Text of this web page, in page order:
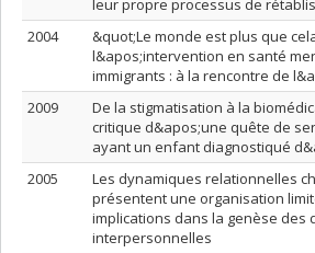
leur propre processus de
2004
&quot;Le monde est plus que
l&apos;intervention en santé
immigrants : à la rencontre de
2009
De la stigmatisation à la
critique d&apos;une quête de
ayant un enfant diagnostiqué
2005
Les dynamiques relationnelles
présentent une organisation
implications dans la genèse des
interpersonnelles